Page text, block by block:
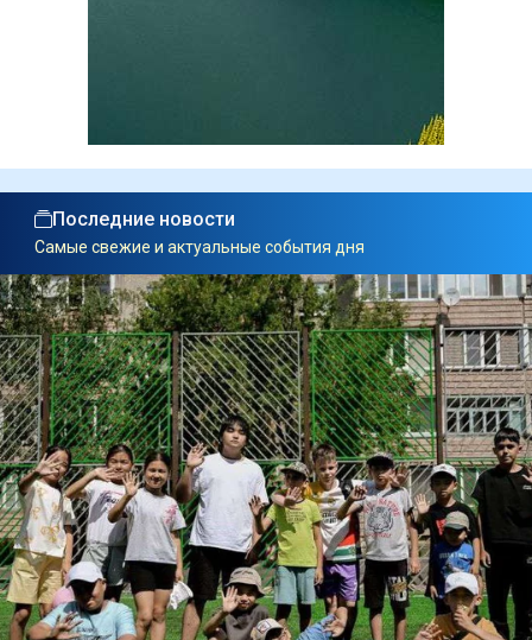
Последние новости
Самые свежие и актуальные события дня